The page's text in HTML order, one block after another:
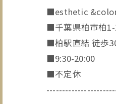
■esthetic &color
■千葉県柏市柏1-
■柏駅直結 徒歩
■9:30-20:00
■不定休